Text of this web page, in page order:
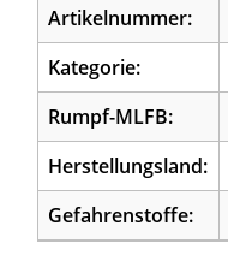
Artikelnummer:
Kategorie:
Rumpf-MLFB:
Herstellungsland:
Gefahrenstoffe: